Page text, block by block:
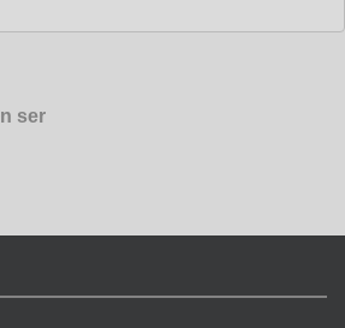
ser